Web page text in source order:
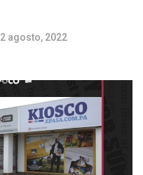
2 agosto, 2022